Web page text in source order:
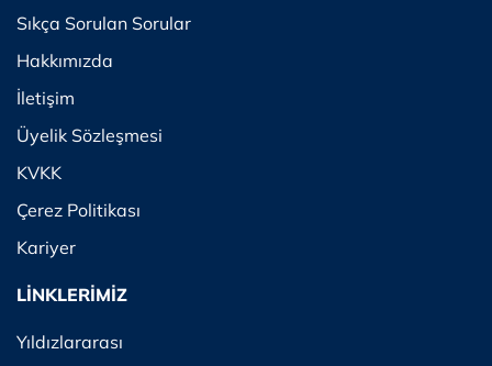
Sıkça Sorulan Sorular
Hakkımızda
İletişim
Üyelik Sözleşmesi
KVKK
Çerez Politikası
Kariyer
LİNKLERİMİZ
Yıldızlararası